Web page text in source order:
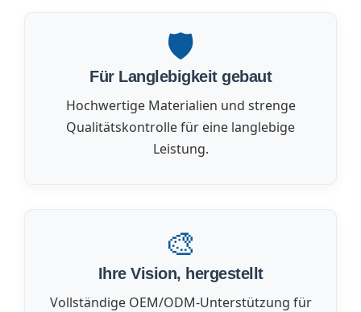
🛡️
Für Langlebigkeit gebaut
Hochwertige Materialien und strenge
Qualitätskontrolle für eine langlebige
Leistung.
🎨
Ihre Vision, hergestellt
Vollständige OEM/ODM-Unterstützung für